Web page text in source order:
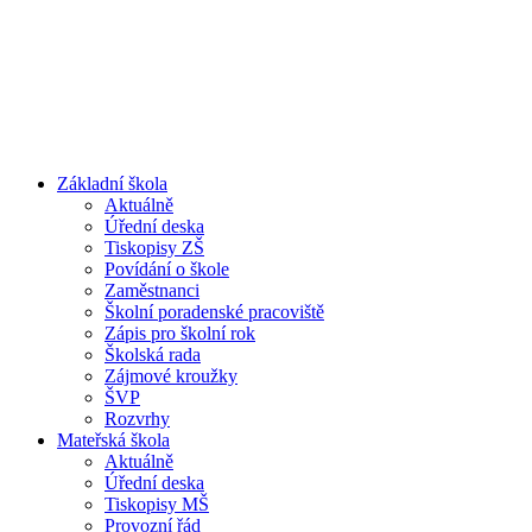
Základní škola
Aktuálně
Úřední deska
Tiskopisy ZŠ
Povídání o škole
Zaměstnanci
Školní poradenské pracoviště
Zápis pro školní rok
Školská rada
Zájmové kroužky
ŠVP
Rozvrhy
Mateřská škola
Aktuálně
Úřední deska
Tiskopisy MŠ
Provozní řád